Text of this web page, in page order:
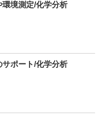
境測定/化学分析
ポート/化学分析